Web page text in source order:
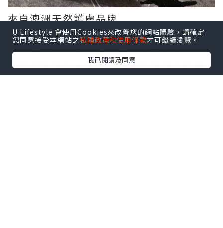
來自澳洲天然護膚品牌
COAST TO COAST
系列產品採用澳洲本土植物及有機成份
包括塔斯曼尼亞海帶、海歐芹及海洋胜肽
等
U Lifestyle 會使用Cookies來改善您的網站體驗，請確定
您同意接受本網站之私隱政策和使用條款才可繼續瀏覽。
我已閱讀及同意